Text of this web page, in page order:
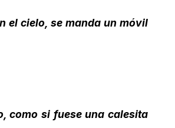
el cielo, se manda un móvil
como si fuese una calesita